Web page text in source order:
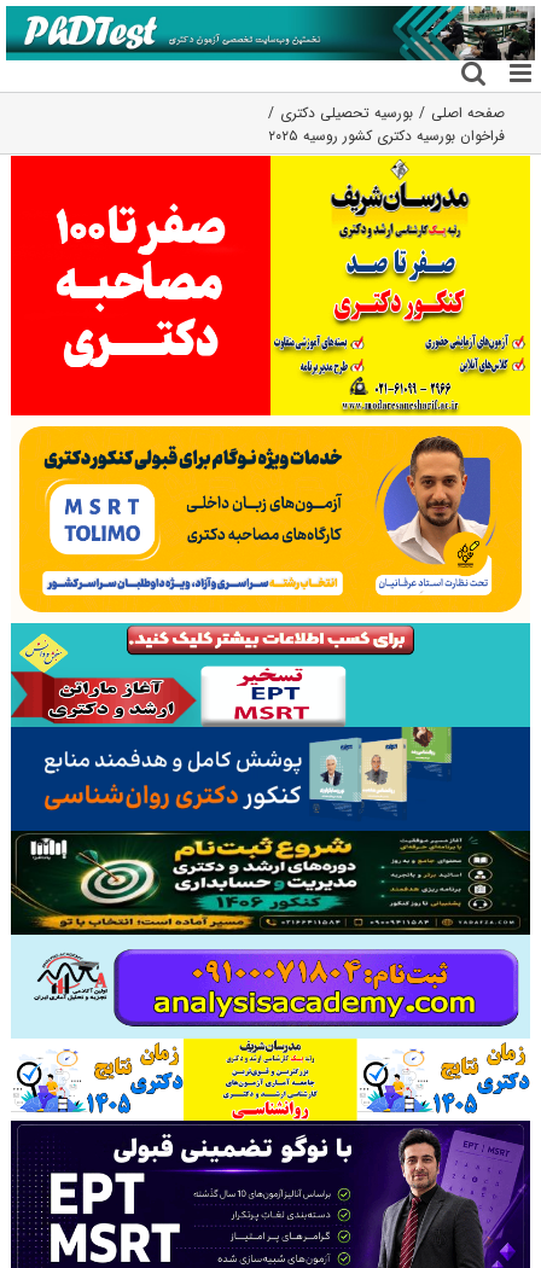
رفتن
به
محتوا
صفحه اصلی
بورسیه تحصیلی دکتری
فراخوان بورسیه دکتری کشور روسیه ۲۰۲۵